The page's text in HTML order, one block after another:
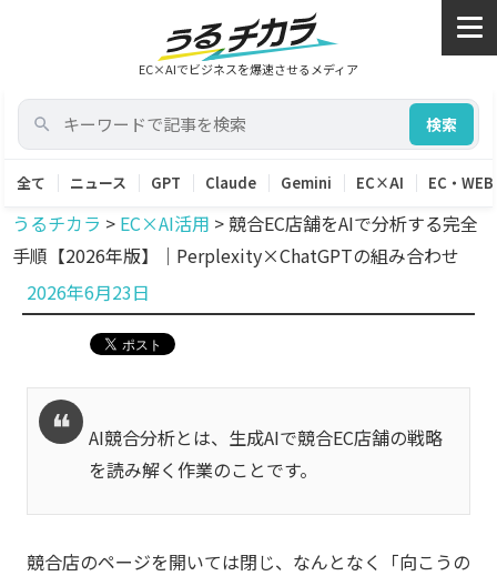
EC×AIでビジネスを爆速させるメディア
検索
全て ニュース GPT Claude Gemini EC×AI EC・WEB
うるチカラ > EC×AI活用 > 競合EC店舗をAIで分析する完全
手順【2026年版】｜Perplexity×ChatGPTの組み合わせ
投
稿
2026年6月23日
AI競合分析とは、生成AIで競合EC店舗の戦略
を読み解く作業のことです。
競合店のページを開いては閉じ、なんとなく「向こうの